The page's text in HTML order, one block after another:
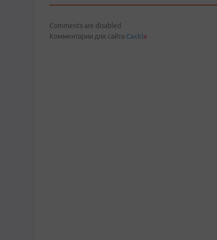
Comments are disabled
Комментарии для сайта Cackle